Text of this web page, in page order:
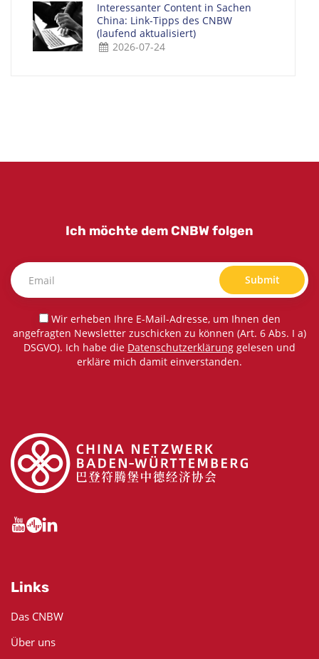
Interessanter Content in Sachen
China: Link-Tipps des CNBW
(laufend aktualisiert)
2026-07-24
Ich möchte dem CNBW folgen
Submit
Wir erheben Ihre E-Mail-Adresse, um Ihnen den
angefragten Newsletter zuschicken zu können (Art. 6 Abs. I a)
DSGVO). Ich habe die Datenschutzerklärung gelesen und
erkläre mich damit einverstanden.
Links
Das CNBW
Über uns